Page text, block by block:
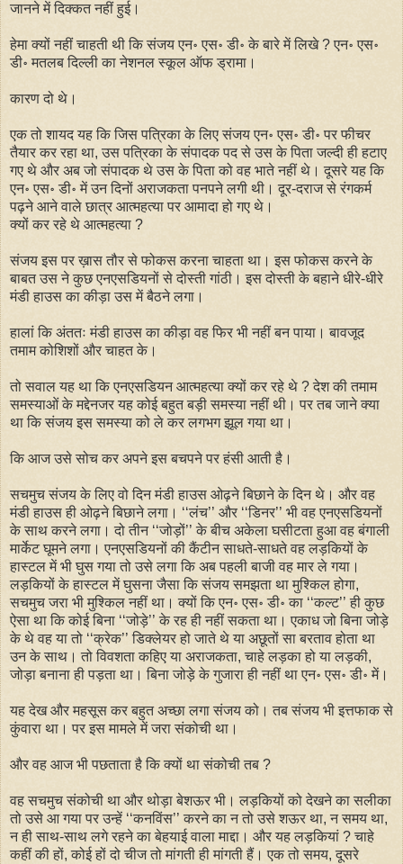
जानने में दिक्कत नहीं हुई।
हेमा क्यों नहीं चाहती थी कि संजय एन॰ एस॰ डी॰ के बारे में लिखे ? एन॰ एस॰
डी॰ मतलब दिल्ली का नेशनल स्कूल ऑफ ड्रामा।
कारण दो थे।
एक तो शायद यह कि जिस पत्रिका के लिए संजय एन॰ एस॰ डी॰ पर फीचर
तैयार कर रहा था, उस पत्रिका के संपादक पद से उस के पिता जल्दी ही हटाए
गए थे और अब जो संपादक थे उस के पिता को वह भाते नहीं थे। दूसरे यह कि
एन॰ एस॰ डी॰ में उन दिनों अराजकता पनपने लगी थी। दूर-दराज से रंगकर्म
पढ़ने आने वाले छात्र आत्महत्या पर आमादा हो गए थे।
क्यों कर रहे थे आत्महत्या ?
संजय इस पर ख़ास तौर से फोकस करना चाहता था। इस फोकस करने के
बाबत उस ने कुछ एनएसडियनों से दोस्ती गांठी। इस दोस्ती के बहाने धीरे-धीरे
मंडी हाउस का कीड़ा उस में बैठने लगा।
हालां कि अंततः मंडी हाउस का कीड़ा वह फिर भी नहीं बन पाया। बावजूद
तमाम कोशिशों और चाहत के।
तो सवाल यह था कि एनएसडियन आत्महत्या क्यों कर रहे थे ? देश की तमाम
समस्याओं के मद्देनजर यह कोई बहुत बड़ी समस्या नहीं थी। पर तब जाने क्या
था कि संजय इस समस्या को ले कर लगभग झूल गया था।
कि आज उसे सोच कर अपने इस बचपने पर हंसी आती है।
सचमुच संजय के लिए वो दिन मंडी हाउस ओढ़ने बिछाने के दिन थे। और वह
मंडी हाउस ही ओढ़ने बिछाने लगा। ‘‘लंच’’ और ‘‘डिनर’’ भी वह एनएसडियनों
के साथ करने लगा। दो तीन ‘‘जोड़ों’’ के बीच अकेला घसीटता हुआ वह बंगाली
मार्केट घूमने लगा। एनएसडियनों की कैंटीन साधते-साधते वह लड़कियों के
हास्टल में भी घुस गया तो उसे लगा कि अब पहली बाजी वह मार ले गया।
लड़कियों के हास्टल में घुसना जैसा कि संजय समझता था मुश्किल होगा,
सचमुच जरा भी मुश्किल नहीं था। क्यों कि एन॰ एस॰ डी॰ का ‘‘कल्ट’’ ही कुछ
ऐसा था कि कोई बिना ‘‘जोड़े’’ के रह ही नहीं सकता था। एकाध जो बिना जोड़े
के थे वह या तो ‘‘क्रेक’’ डिक्लेयर हो जाते थे या अछूतों सा बरताव होता था
उन के साथ। तो विवशता कहिए या अराजकता, चाहे लड़का हो या लड़की,
जोड़ा बनाना ही पड़ता था। बिना जोड़े के गुजारा ही नहीं था एन॰ एस॰ डी॰ में।
यह देख और महसूस कर बहुत अच्छा लगा संजय को। तब संजय भी इत्तफाक से
कुंवारा था। पर इस मामले में जरा संकोची था।
और वह आज भी पछताता है कि क्यों था संकोची तब ?
वह सचमुच संकोची था और थोड़ा बेशऊर भी। लड़कियों को देखने का सलीका
तो उसे आ गया पर उन्हें ‘‘कनविंस’’ करने का न तो उसे शऊर था, न समय था,
न ही साथ-साथ लगे रहने का बेहयाई वाला माद्दा। और यह लड़कियां ? चाहे
कहीं की हों, कोई हों दो चीज तो मांगती ही मांगती हैं। एक तो समय, दूसरे